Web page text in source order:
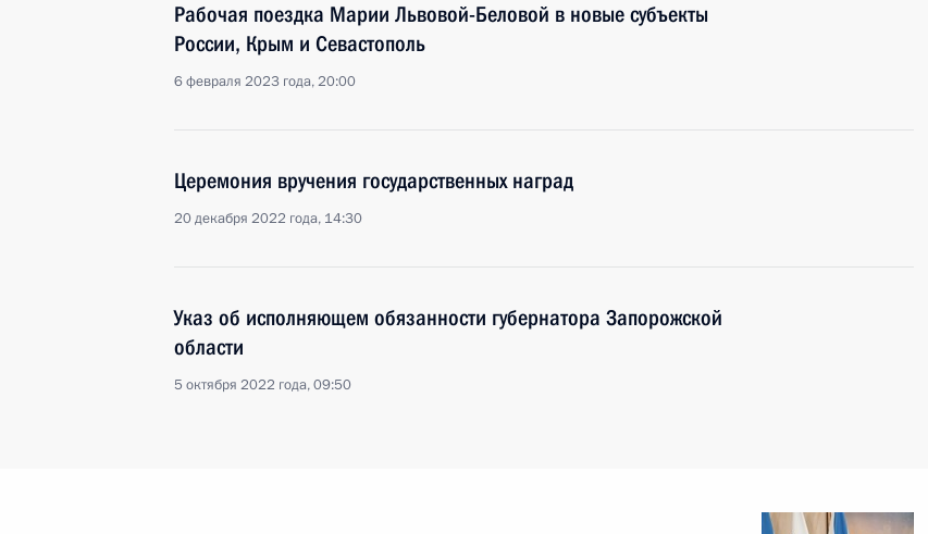
Рабочая поездка Марии Львовой-Беловой в новые субъекты
России, Крым и Севастополь
6 февраля 2023 года, 20:00
Церемония вручения государственных наград
20 декабря 2022 года, 14:30
Указ об исполняющем обязанности губернатора Запорожской
области
5 октября 2022 года, 09:50